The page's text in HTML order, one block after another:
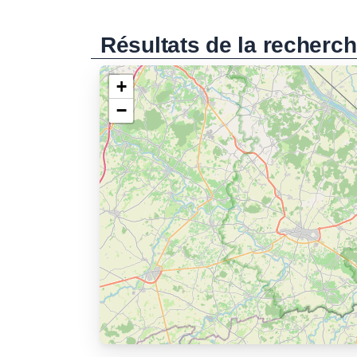
Résultats de la
+
−